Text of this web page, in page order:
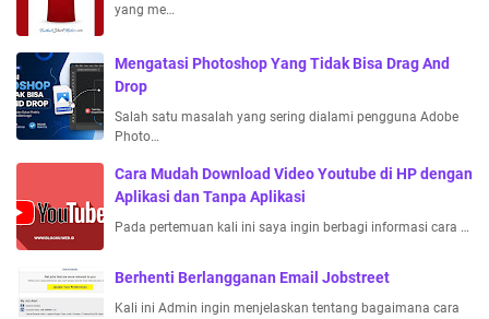
yang me…
Mengatasi Photoshop Yang Tidak Bisa Drag And
Drop
Salah satu masalah yang sering dialami pengguna Adobe
Photo…
Cara Mudah Download Video Youtube di HP dengan
Aplikasi dan Tanpa Aplikasi
Pada pertemuan kali ini saya ingin berbagi informasi cara …
Berhenti Berlangganan Email Jobstreet
Kali ini Admin ingin menjelaskan tentang bagaimana cara